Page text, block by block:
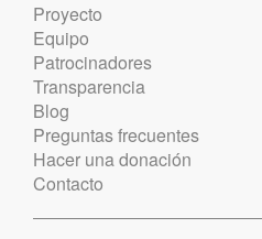
Proyecto
Equipo
Patrocinadores
Transparencia
Blog
Preguntas frecuentes
Hacer una donación
Contacto